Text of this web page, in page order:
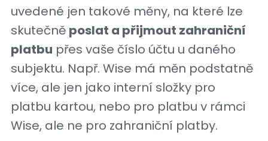
uvedené jen takové měny, na které lze
skutečně poslat a přijmout zahraniční
platbu přes vaše číslo účtu u daného
subjektu. Např. Wise má měn podstatně
více, ale jen jako interní složky pro
platbu kartou, nebo pro platbu v rámci
Wise, ale ne pro zahraniční platby.